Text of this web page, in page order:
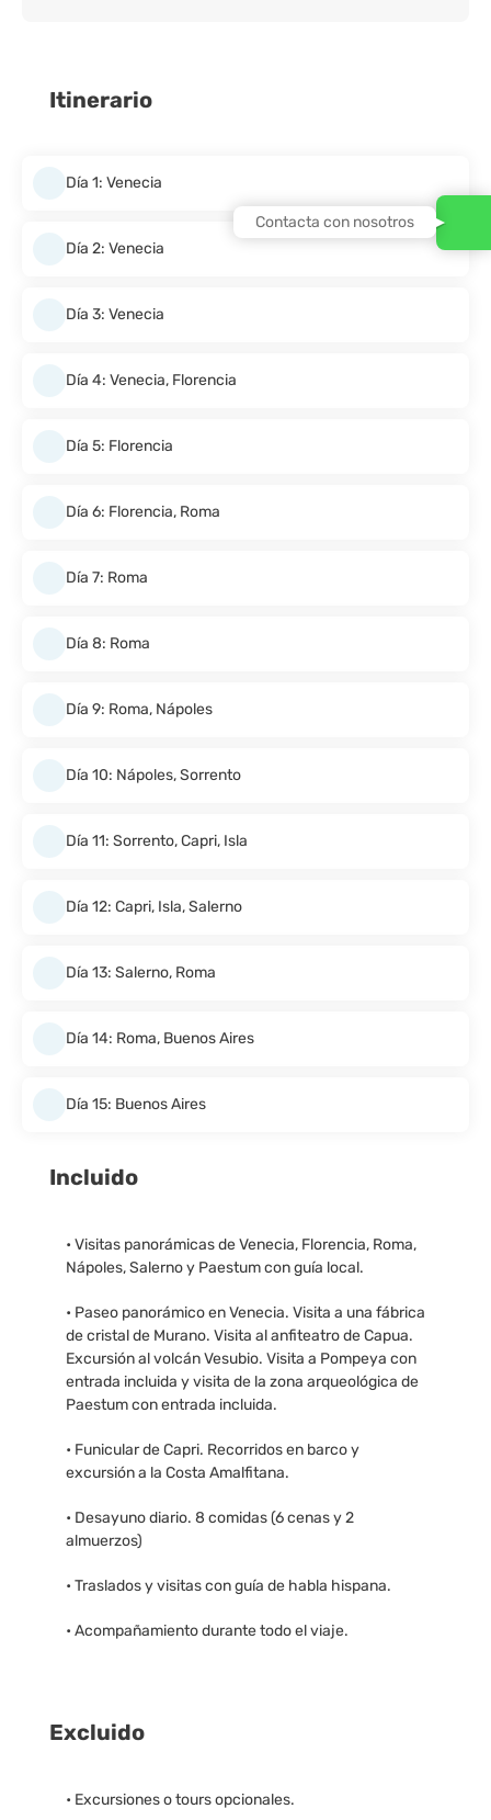
Itinerario
Día 1: Venecia
Día 2: Venecia
Día 3: Venecia
Día 4: Venecia, Florencia
Día 5: Florencia
Día 6: Florencia, Roma
Día 7: Roma
Día 8: Roma
Día 9: Roma, Nápoles
Día 10: Nápoles, Sorrento
Día 11: Sorrento, Capri, Isla
Día 12: Capri, Isla, Salerno
Día 13: Salerno, Roma
Día 14: Roma, Buenos Aires
Día 15: Buenos Aires
Incluido
• Visitas panorámicas de Venecia, Florencia, Roma,
Nápoles, Salerno y Paestum con guía local.
• Paseo panorámico en Venecia. Visita a una fábrica
de cristal de Murano. Visita al anfiteatro de Capua.
Excursión al volcán Vesubio. Visita a Pompeya con
entrada incluida y visita de la zona arqueológica de
Paestum con entrada incluida.
• Funicular de Capri. Recorridos en barco y
excursión a la Costa Amalfitana.
• Desayuno diario. 8 comidas (6 cenas y 2
almuerzos)
• Traslados y visitas con guía de habla hispana.
• Acompañamiento durante todo el viaje.
Excluido
• Excursiones o tours opcionales.
Contacta con nosotros